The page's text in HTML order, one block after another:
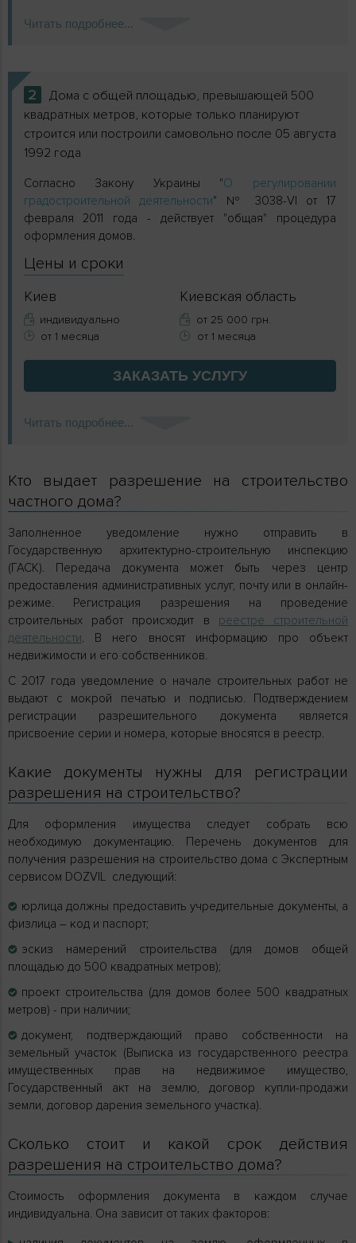
Читать подробнее...
2
Дома с общей площадью, превышающей 500
квадратных метров, которые только планируют
строится или построили самовольно после 05 августа
1992 года
Согласно Закону Украины "О регулировании
градостроительной деятельности" № 3038-VI от 17
февраля 2011 года - действует "общая" процедура
оформления домов.
Цены и сроки
Киев
индивидуально
от 1 месяца
Киевская область
от 25 000 грн.
от 1 месяца
ЗАКАЗАТЬ УСЛУГУ
Читать подробнее...
Кто выдает разрешение на строительство
частного дома?
Заполненное уведомление нужно отправить в
Государственную архитектурно-строительную инспекцию
(ГАСК). Передача документа может быть через центр
предоставления административных услуг, почту или в онлайн-
режиме. Регистрация разрешения на проведение
строительных работ происходит в реестре строительной
деятельности. В него вносят информацию про объект
недвижимости и его собственников.
С 2017 года уведомление о начале строительных работ не
выдают с мокрой печатью и подписью. Подтверждением
регистрации разрешительного документа является
присвоение серии и номера, которые вносятся в реестр.
Какие документы нужны для регистрации
разрешения на строительство?
Для оформления имущества следует собрать всю
необходимую документацию. Перечень документов для
получения разрешения на строительство дома с Экспертным
сервисом DOZVIL следующий:
юрлица должны предоставить учредительные документы, а
физлица – код и паспорт;
эскиз намерений строительства (для домов общей
площадью до 500 квадратных метров);
проект строительства (для домов более 500 квадратных
метров) - при наличии;
документ, подтверждающий право собственности на
земельный участок (Выписка из государственного реестра
имущественных прав на недвижимое имущество,
Государственный акт на землю, договор купли-продажи
земли, договор дарения земельного участка).
Сколько стоит и какой срок действия
разрешения на строительство дома?
Стоимость оформления документа в каждом случае
индивидуальна. Она зависит от таких факторов: